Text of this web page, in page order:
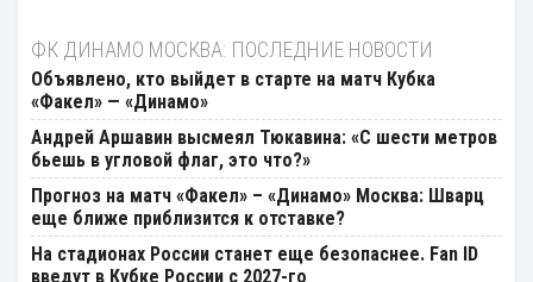
ФК ДИНАМО МОСКВА: ПОСЛЕДНИЕ НОВОСТИ
Объявлено, кто выйдет в старте на матч Кубка
«Факел» — «Динамо»
Андрей Аршавин высмеял Тюкавина: «С шести метров
бьешь в угловой флаг, это что?»
Прогноз на матч «Факел» – «Динамо» Москва: Шварц
еще ближе приблизится к отставке?
На стадионах России станет еще безопаснее. Fan ID
введут в Кубке России с 2027-го